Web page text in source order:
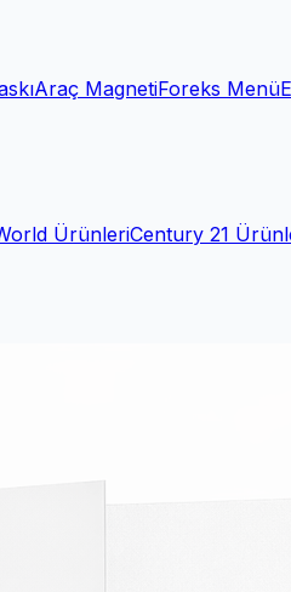
Araç MagnetiForeks Menü
ÜrünleriCentury 21